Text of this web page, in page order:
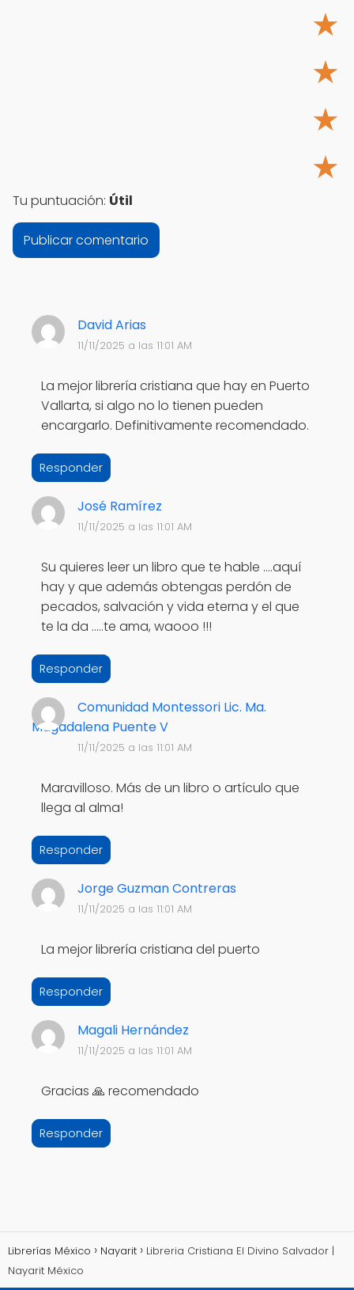
David Arias
11/11/2025 a las 11:01 AM
La mejor librería cristiana que hay en Puerto
Vallarta, si algo no lo tienen pueden
encargarlo. Definitivamente recomendado.
Responder
José Ramírez
11/11/2025 a las 11:01 AM
Su quieres leer un libro que te hable ....aquí
hay y que además obtengas perdón de
pecados, salvación y vida eterna y el que
te la da .....te ama, waooo !!!
Responder
Comunidad Montessori Lic. Ma.
Magadalena Puente V
11/11/2025 a las 11:01 AM
Maravilloso. Más de un libro o artículo que
llega al alma!
Responder
Jorge Guzman Contreras
11/11/2025 a las 11:01 AM
La mejor librería cristiana del puerto
Responder
Magali Hernández
11/11/2025 a las 11:01 AM
Gracias 🙏 recomendado
Responder
★
★
★
★
Tu puntuación: Útil
Librerías México Nayarit
Libreria Cristiana El Divino Salvador |
Nayarit México